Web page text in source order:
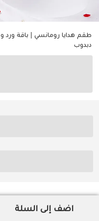
طقم هدايا رومانسي | باقة ورد و
دبدوب
اضف إلى السلة